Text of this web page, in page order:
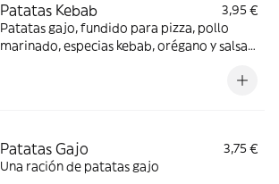
Patatas Kebab
3,95 €
Patatas gajo, fundido para pizza, pollo
marinado, especias kebab, orégano y salsa
Patatas Gajo
3,75 €
Una ración de patatas gajo